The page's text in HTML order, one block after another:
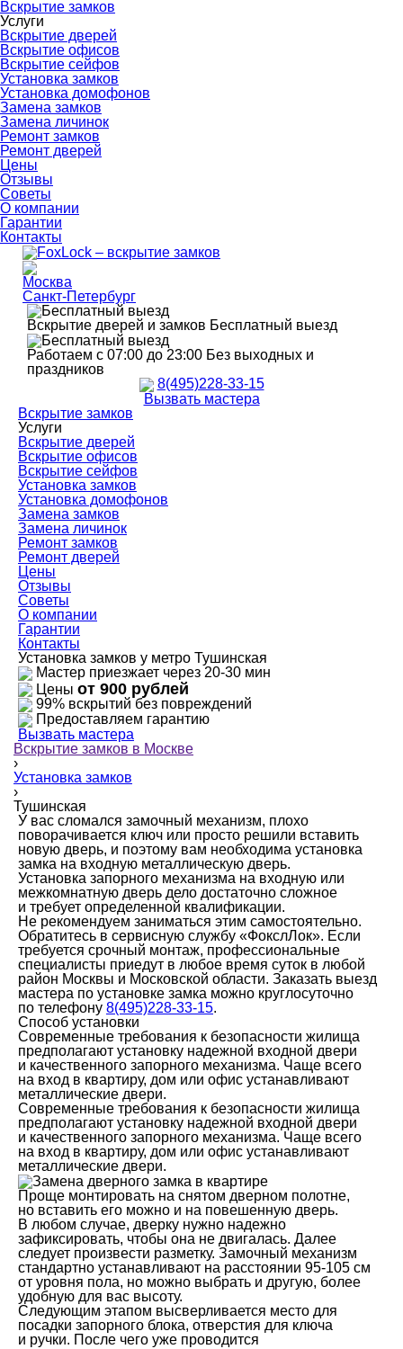
Вскрытие замков
Услуги
Вскрытие дверей
Вскрытие офисов
Вскрытие сейфов
Установка замков
Установка домофонов
Замена замков
Замена личинок
Ремонт замков
Ремонт дверей
Цены
Отзывы
Советы
О компании
Гарантии
Контакты
Москва
Санкт-Петербург
Вскрытие дверей и замков Бесплатный выезд
Работаем с 07:00 до 23:00 Без выходных и
праздников
8(495)228-33-15
Вызвать мастера
Вскрытие замков
Услуги
Вскрытие дверей
Вскрытие офисов
Вскрытие сейфов
Установка замков
Установка домофонов
Замена замков
Замена личинок
Ремонт замков
Ремонт дверей
Цены
Отзывы
Советы
О компании
Гарантии
Контакты
Установка замков у метро Тушинская
Мастер приезжает через 20-30 мин
Цены от 900 рублей
99% вскрытий без повреждений
Предоставляем гарантию
Вызвать мастера
Вскрытие замков в Москве
›
Установка замков
›
Тушинская
У вас сломался замочный механизм, плохо
поворачивается ключ или просто решили вставить
новую дверь, и поэтому вам необходима установка
замка на входную металлическую дверь.
Установка запорного механизма на входную или
межкомнатную дверь дело достаточно сложное
и требует определенной квалификации.
Не рекомендуем заниматься этим самостоятельно.
Обратитесь в сервисную службу «ФокслЛок». Если
требуется срочный монтаж, профессиональные
специалисты приедут в любое время суток в любой
район Москвы и Московской области. Заказать выезд
мастера по установке замка можно круглосуточно
по телефону 8(495)228-33-15.
Способ установки
Современные требования к безопасности жилища
предполагают установку надежной входной двери
и качественного запорного механизма. Чаще всего
на вход в квартиру, дом или офис устанавливают
металлические двери.
Современные требования к безопасности жилища
предполагают установку надежной входной двери
и качественного запорного механизма. Чаще всего
на вход в квартиру, дом или офис устанавливают
металлические двери.
Проще монтировать на снятом дверном полотне,
но вставить его можно и на повешенную дверь.
В любом случае, дверку нужно надежно
зафиксировать, чтобы она не двигалась. Далее
следует произвести разметку. Замочный механизм
стандартно устанавливают на расстоянии 95-105 см
от уровня пола, но можно выбрать и другую, более
удобную для вас высоту.
Следующим этапом высверливается место для
посадки запорного блока, отверстия для ключа
и ручки. После чего уже проводится